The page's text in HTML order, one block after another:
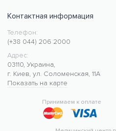
Контактная информация
Медицинский центр CMC MED
https://cmcmed.clinic
Телефон:
(+38 044) 206 2000
Адрес:
03110, Украина,
г. Киев, ул. Соломенская, 11А
Показать на карте
30.476634
Принимаем к оплате